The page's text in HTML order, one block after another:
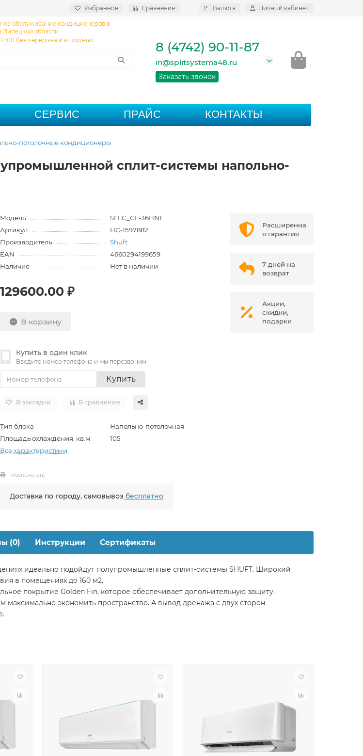
Избранное Сравнение ₽ Валюта Личный кабинет
обслуживание кондиционеров в
Липецкой области
без перерыва и выходных
8 (4742) 90-11-87
in@splitsystema48.ru
Заказать звонок
СЕРВИС ПРАЙС КОНТАКТЫ
потолочные кондиционеры
сплит-системы напольно-
Модель
SFLC_CF-36HN1
Артикул
НС-1597882
Производитель
Shuft
EAN
4660294199659
Наличие
Нет в наличии
129600.00 ₽
В корзину
Купить в один клик
Введите номер телефона и мы перезвоним
Купить
В закладки В сравнение
Тип блока
Напольно-потолочная
Площадь охлаждения, кв.м
105
Все характеристики
Распечатать
Доставка по городу, самовывоз бесплатно
Расширенна
я гарантия
7 дней на
возврат
Акции,
скидки,
подарки
(0) Инструкции Сертификаты
идеально подойдут полупромышленные сплит-системы SHUFT. Широкий
в помещениях до 160 м2.
покрытие Golden Fin, которое обеспечивает дополнительную защиту.
экономить пространство. А вывод дренажа с двух сторон